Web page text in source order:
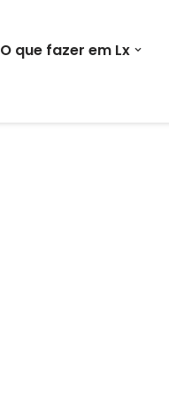
O que fazer em Lx